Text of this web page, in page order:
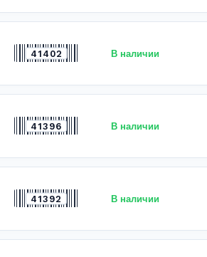
41402 В наличии
41396 В наличии
41392 В наличии